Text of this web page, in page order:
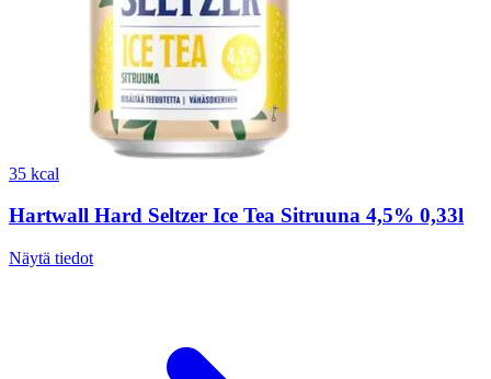
35 kcal
Hartwall Hard Seltzer Ice Tea Sitruuna 4,5% 0,33l
Näytä tiedot